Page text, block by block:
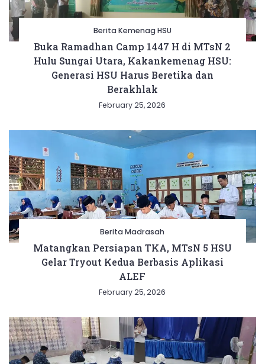
Berita Kemenag HSU
Buka Ramadhan Camp 1447 H di MTsN 2
Hulu Sungai Utara, Kakankemenag HSU:
Generasi HSU Harus Beretika dan
Berakhlak
February 25, 2026
Berita Madrasah
Matangkan Persiapan TKA, MTsN 5 HSU
Gelar Tryout Kedua Berbasis Aplikasi
ALEF
February 25, 2026